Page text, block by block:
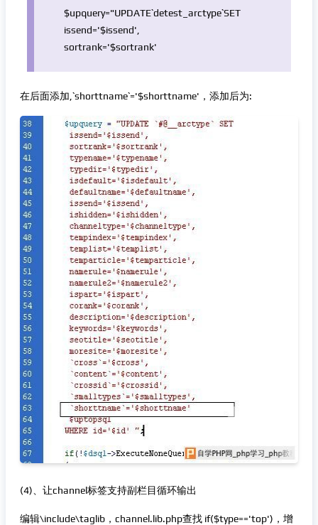
$upquery="UPDATE`detest_arctype`SET
issend='$issend'
sortrank='$sortrank'
在后面添加,`shorttname`='$shorttname'，添加后为:
(4)、让channel标签支持副栏目循环输出
编辑\include\taglib，channel.lib.php查找 if($type=='top')，增